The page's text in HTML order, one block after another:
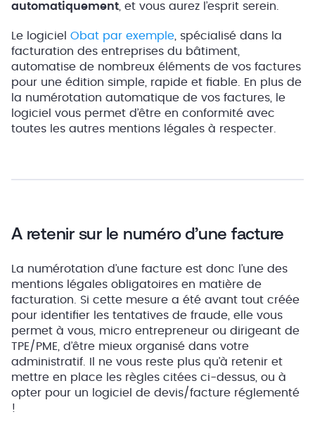
automatiquement, et vous aurez l’esprit serein.
Le logiciel Obat par exemple, spécialisé dans la
facturation des entreprises du bâtiment,
automatise de nombreux éléments de vos factures
pour une édition simple, rapide et fiable. En plus de
la numérotation automatique de vos factures, le
logiciel vous permet d’être en conformité avec
toutes les autres mentions légales à respecter.
A retenir sur le numéro d’une facture
La numérotation d’une facture est donc l’une des
mentions légales obligatoires en matière de
facturation. Si cette mesure a été avant tout créée
pour identifier les tentatives de fraude, elle vous
permet à vous, micro entrepreneur ou dirigeant de
TPE/PME, d’être mieux organisé dans votre
administratif. Il ne vous reste plus qu’à retenir et
mettre en place les règles citées ci-dessus, ou à
opter pour un logiciel de devis/facture réglementé
!